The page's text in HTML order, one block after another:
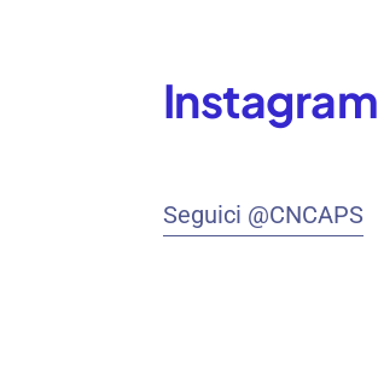
Instagram
Seguici @CNCAPS